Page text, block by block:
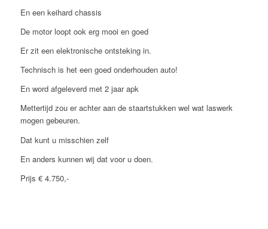
En een keihard chassis
De motor loopt ook erg mooi en goed
Er zit een elektronische ontsteking in.
Technisch is het een goed onderhouden auto!
En word afgeleverd met 2 jaar apk
Mettertijd zou er achter aan de staartstukken wel wat laswerk
mogen gebeuren.
Dat kunt u misschien zelf
En anders kunnen wij dat voor u doen.
Prijs € 4.750,-